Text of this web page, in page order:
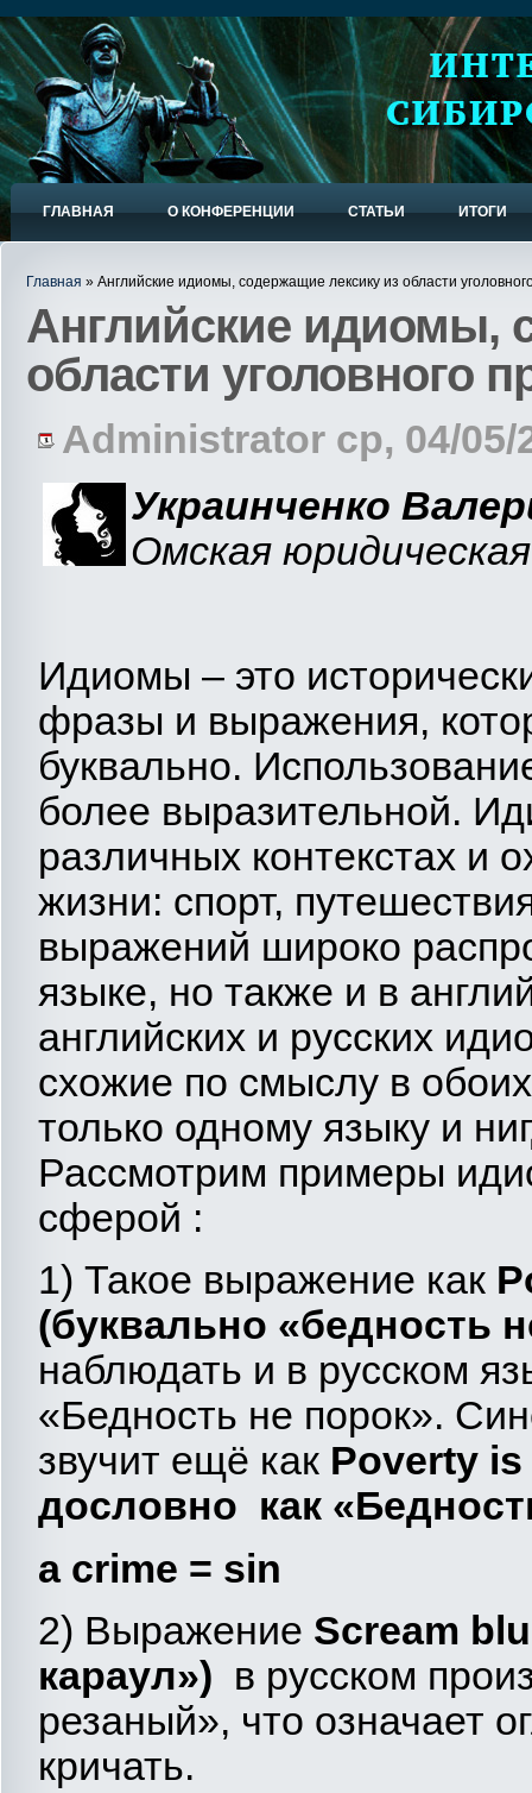
ГЛАВНАЯ О КОНФЕРЕНЦИИ СТАТЬИ ИТОГИ
Главная » Английские идиомы, содержащие лексику из области
Английские идиомы,
области уголовного
Administrator ср, 04/05/
Украинченко
Омская
Идиомы – это
фразы и выражения,
буквально.
более выразительной.
различных контекстах и
жизни: спорт,
выражений широко
языке, но также и в
английских и русских
схожие по смыслу в
только одному языку и
Рассмотрим примеры
сферой :
1) Такое выражение как
(буквально «бедность
наблюдать и в русском
«Бедность не порок».
звучит ещё как Poverty is
дословно как
a crime = sin
2) Выражение Scream
караул») в русском
резаный», что означает
кричать.